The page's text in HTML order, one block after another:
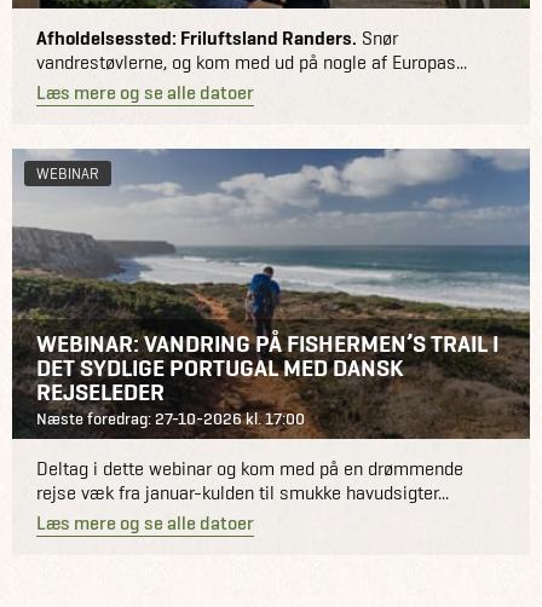
Afholdelsessted: Friluftsland Randers. Snør
vandrestøvlerne, og kom med ud på nogle af Europas...
Læs mere og se alle datoer
WEBINAR
WEBINAR: VANDRING PÅ FISHERMEN’S TRAIL I
DET SYDLIGE PORTUGAL MED DANSK
REJSELEDER
Næste foredrag: 27-10-2026 kl. 17:00
Deltag i dette webinar og kom med på en drømmende
rejse væk fra januar-kulden til smukke havudsigter...
Læs mere og se alle datoer